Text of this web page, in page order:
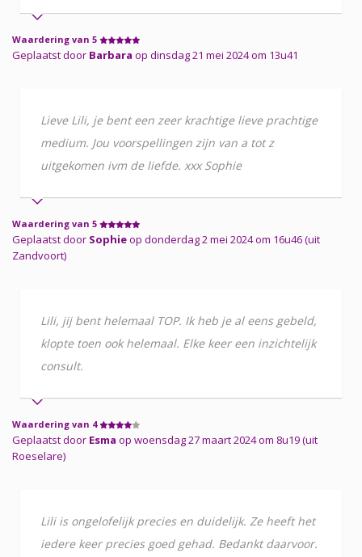
Waardering van 5
Geplaatst door Barbara op dinsdag 21 mei 2024 om 13u41
Lieve Lili, je bent een zeer krachtige lieve prachtige
medium. Jou voorspellingen zijn van a tot z
uitgekomen ivm de liefde. xxx Sophie
Waardering van 5
Geplaatst door Sophieop donderdag 2 mei 2024 om 16u46 (uit
Zandvoort)
Lili, jij bent helemaal TOP. Ik heb je al eens gebeld,
klopte toen ook helemaal. Elke keer een inzichtelijk
consult.
Waardering van 4
Geplaatst door Esma op woensdag 27 maart 2024 om 8u19 (uit
Roeselare)
Lili is ongelofelijk precies en duidelijk. Ze heeft het
iedere keer precies goed gehad. Bedankt daarvoor.